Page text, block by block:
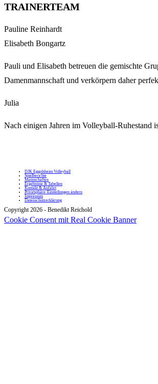
TRAINERTEAM
Pauline Reinhardt
Elisabeth Bongartz
Pauli und Elisabeth betreuen die gemischte
Damenmannschaft und verkörpern daher
Julia
Nach einigen Jahren im Volleyball-Ruhestand
DJK Eggolsheim Volleyball
Spielberichte
Mannschaften
Ergebnisse & Tabellen
Kontakt & Anfahrt
Privatsphäre-Einstellungen ändern
Impressum
Datenschutzerklärung
Copyright 2026 - Benedikt Reichold
Cookie Consent mit Real Cookie Banner